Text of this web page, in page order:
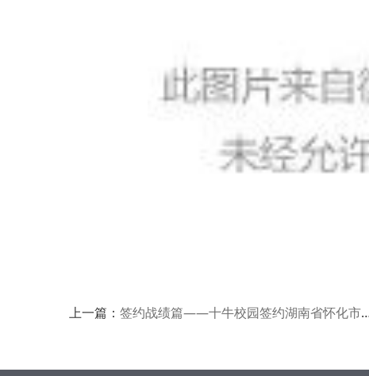
上一篇： 签约战绩篇——十牛校园签约湖南省怀化市鹤城区万象城幼儿园！